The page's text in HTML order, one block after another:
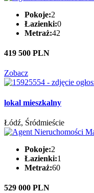
Pokoje:2
Łazienki:0
Metraż:42
419 500 PLN
Zobacz
lokal mieszkalny
Łódź, Śródmieście
Pokoje:2
Łazienki:1
Metraż:60
529 000 PLN